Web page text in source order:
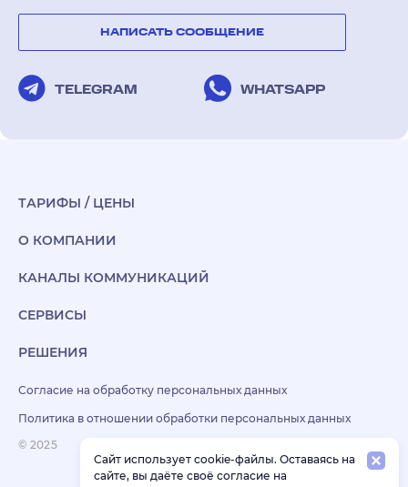
НАПИСАТЬ СООБЩЕНИЕ
TELEGRAM WHATSAPP
ТАРИФЫ / ЦЕНЫ
О КОМПАНИИ
КАНАЛЫ КОММУНИКАЦИЙ
СЕРВИСЫ
РЕШЕНИЯ
Согласие на обработку персональных данных
Политика в отношении обработки персональных данных
© 2025
Сайт использует cookie-файлы. Оставаясь на
сайте, вы даёте своё согласие на